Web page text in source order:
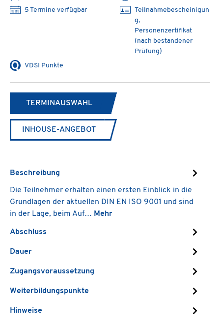
5 Termine verfügbar
Teilnahmebescheinigun
g,
Personenzertifikat
(nach bestandener
Prüfung)
VDSI Punkte
TERMINAUSWAHL
INHOUSE-ANGEBOT
Beschreibung
Die Teilnehmer erhalten einen ersten Einblick in die
Grundlagen der aktuellen DIN EN ISO 9001 und sind
in der Lage, beim Auf… Mehr
Abschluss
Dauer
Zugangsvoraussetzung
Weiterbildungspunkte
Hinweise